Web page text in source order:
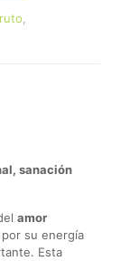
,
sanación
amor
su energía
Esta